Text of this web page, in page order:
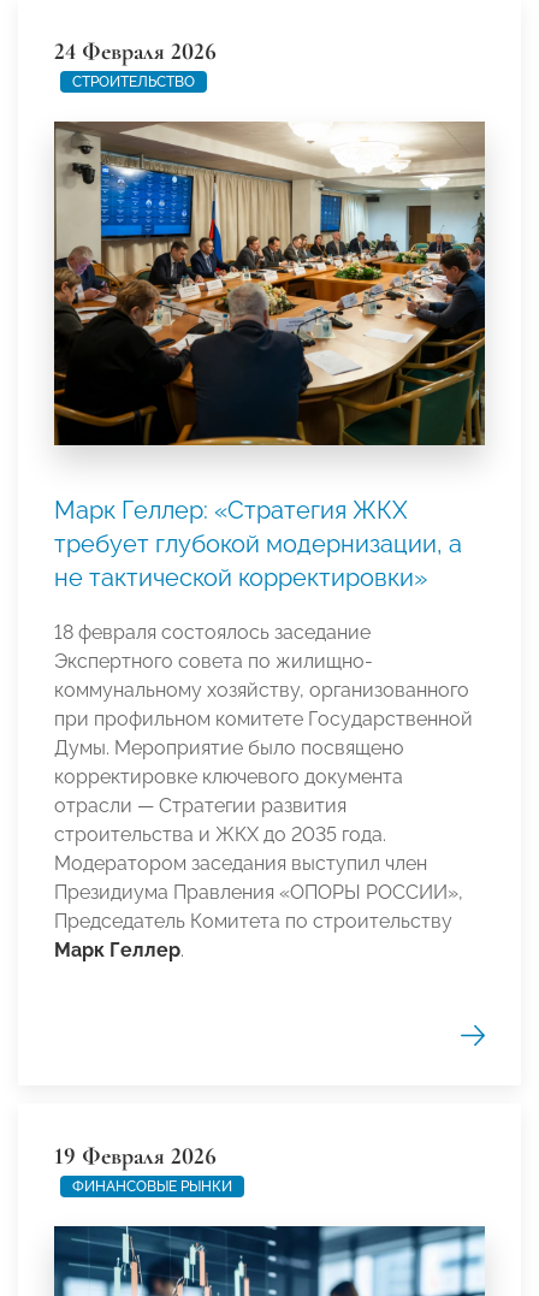
24 Февраля 2026
СТРОИТЕЛЬСТВО
Марк Геллер: «Стратегия ЖКХ
требует глубокой модернизации, а
не тактической корректировки»
18 февраля состоялось заседание
Экспертного совета по жилищно-
коммунальному хозяйству, организованного
при профильном комитете Государственной
Думы. Мероприятие было посвящено
корректировке ключевого документа
отрасли — Стратегии развития
строительства и ЖКХ до 2035 года.
Модератором заседания выступил член
Президиума Правления «ОПОРЫ РОССИИ»,
Председатель Комитета по строительству
Марк Геллер.
19 Февраля 2026
ФИНАНСОВЫЕ РЫНКИ